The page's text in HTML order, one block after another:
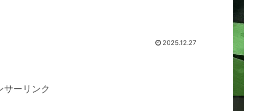
2025.12.27
サーリンク